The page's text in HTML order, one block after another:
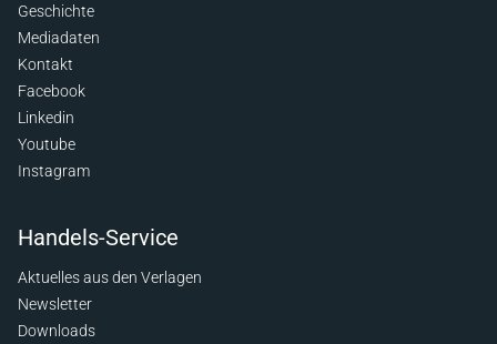
Geschichte
Mediadaten
Kontakt
Facebook
Linkedin
Youtube
Instagram
Handels-Service
Aktuelles aus den Verlagen
Newsletter
Downloads